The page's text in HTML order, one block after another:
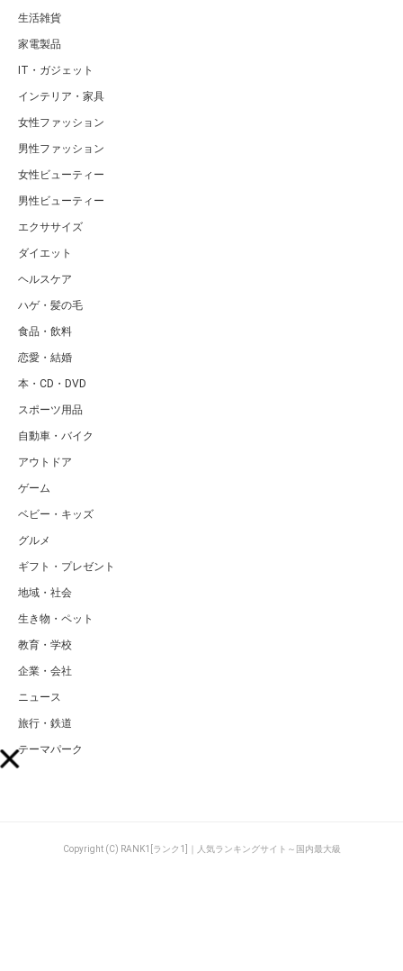
生活雑貨
家電製品
IT・ガジェット
インテリア・家具
女性ファッション
男性ファッション
女性ビューティー
男性ビューティー
エクササイズ
ダイエット
ヘルスケア
ハゲ・髪の毛
食品・飲料
恋愛・結婚
本・CD・DVD
スポーツ用品
自動車・バイク
アウトドア
ゲーム
ベビー・キッズ
グルメ
ギフト・プレゼント
地域・社会
生き物・ペット
教育・学校
企業・会社
ニュース
旅行・鉄道
テーマパーク
Copyright (C) RANK1[ランク1]｜人気ランキングサイト～国内最大級